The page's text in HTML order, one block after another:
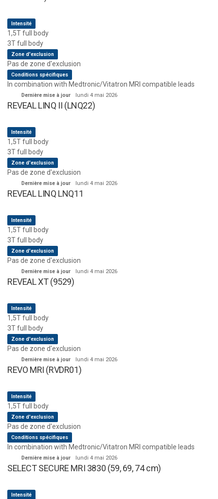
Intensité
1,5T full body
3T full body
Zone d'exclusion
Pas de zone d'exclusion
Conditions spécifiques
In combination with Medtronic/Vitatron MRI compatible leads
Dernière mise à jour lundi 4 mai 2026
REVEAL LINQ II (LNQ22)
Intensité
1,5T full body
3T full body
Zone d'exclusion
Pas de zone d'exclusion
Dernière mise à jour lundi 4 mai 2026
REVEAL LINQ LNQ11
Intensité
1,5T full body
3T full body
Zone d'exclusion
Pas de zone d'exclusion
Dernière mise à jour lundi 4 mai 2026
REVEAL XT (9529)
Intensité
1,5T full body
3T full body
Zone d'exclusion
Pas de zone d'exclusion
Dernière mise à jour lundi 4 mai 2026
REVO MRI (RVDR01)
Intensité
1,5T full body
Zone d'exclusion
Pas de zone d'exclusion
Conditions spécifiques
In combination with Medtronic/Vitatron MRI compatible leads
Dernière mise à jour lundi 4 mai 2026
SELECT SECURE MRI 3830 (59, 69, 74 cm)
Intensité